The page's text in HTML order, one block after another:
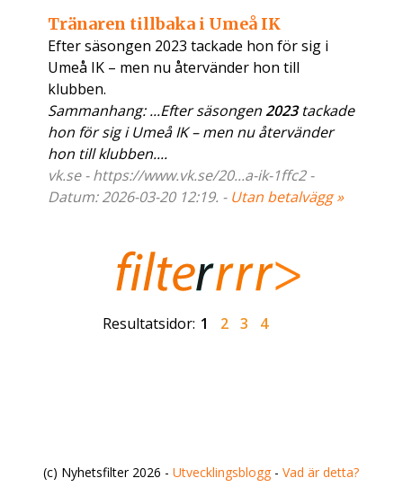
Tränaren tillbaka i Umeå IK
Efter säsongen 2023 tackade hon för sig i
Umeå IK – men nu återvänder hon till
klubben.
Sammanhang: ...Efter säsongen2023tackade
hon för sig i Umeå IK – men nu återvänder
hon till klubben....
vk.se - https://www.vk.se/20...a-ik-1ffc2 -
Datum: 2026-03-20 12:19. - Utan betalvägg »
Resultatsidor: 1 2 3 4
(c) Nyhetsfilter 2026 -Utvecklingsblogg -Vad är detta?